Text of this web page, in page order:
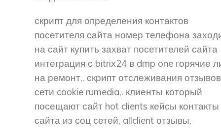
скрипт для определения контактов
посетителя сайта номер телефона
на сайт купить захват посетителей сайта
интеграция с bitrix24 в dmp one горячие
на ремонт,. скрипт отслеживания
сети cookie rumedia,. клиенты который
посещают сайт hot clients кейсы контакты
сайта из соц сетей, allclient отзывы,